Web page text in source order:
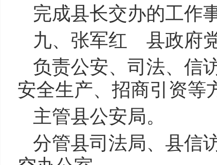
完成县长交办的工作
九、张军红 县政府
负责公安、司法、信
安全生产、招商引资等
主管县公安局。
分管县司法局、县信